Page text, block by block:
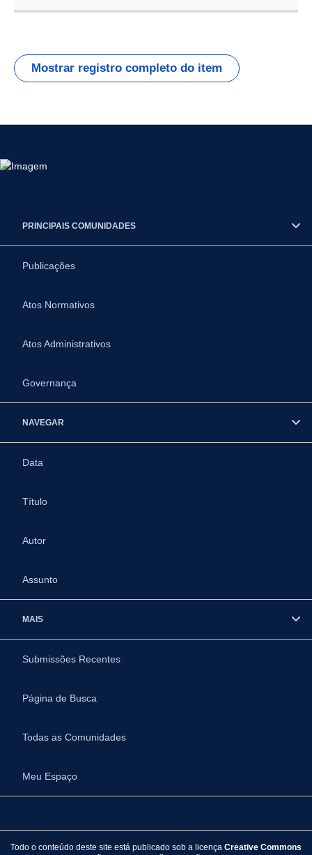
Mostrar registro completo do item
PRINCIPAIS COMUNIDADES
Publicações
Atos Normativos
Atos Administrativos
Governança
NAVEGAR
Data
Título
Autor
Assunto
MAIS
Submissões Recentes
Página de Busca
Todas as Comunidades
Meu Espaço
Todo o conteúdo deste site está publicado sob a licença Creative Commons